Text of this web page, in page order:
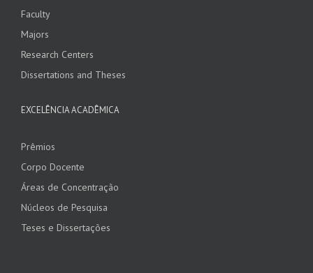
Faculty
Majors
Research Centers
Dissertations and Theses
EXCELÊNCIA ACADÊMICA
Prêmios
Corpo Docente
Áreas de Concentração
Núcleos de Pesquisa
Teses e Dissertações